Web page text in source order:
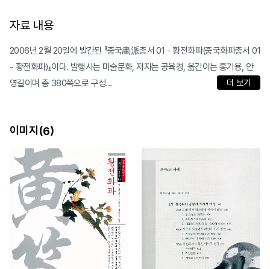
자료 내용
2006년 2월 20일에 발간된 『중국畵派총서 01 - 황전화파(중국화파총서 01
- 황전화파)』이다. 발행사는 미술문화, 저자는 공육경, 옮긴이는 홍기용, 안
영길이며 총 380쪽으로 구성...
더 보기
이미지(6)